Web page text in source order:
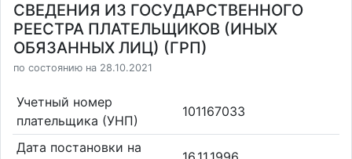
СВЕДЕНИЯ ИЗ ГОСУДАРСТВЕННОГО
РЕЕСТРА ПЛАТЕЛЬЩИКОВ (ИНЫХ
ОБЯЗАННЫХ ЛИЦ) (ГРП)
по состоянию на 28.10.2021
Учетный номер
плательщика (УНП)
101167033
Дата постановки на